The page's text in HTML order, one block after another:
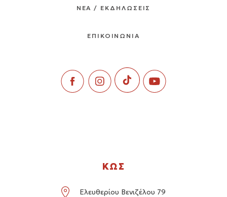
ΝΕΑ / ΕΚΔΗΛΩΣΕΙΣ
ΕΠΙΚΟΙΝΩΝΙΑ
ΚΩΣ
Ελευθερίου Βενιζέλου 79